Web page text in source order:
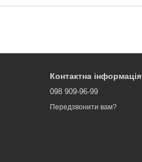
Контактна інформація
098 909-96-99
Передзвонити вам?